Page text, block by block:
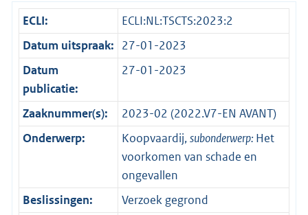
ECLI:
ECLI:NL:TSCTS:2023:2
Datum uitspraak: 27-01-2023
Datum
publicatie:
27-01-2023
Zaaknummer(s):
2023-02 (2022.V7-EN AVANT)
Onderwerp:
Koopvaardij,subonderwerp: Het
voorkomen van schade en
ongevallen
Beslissingen:
Verzoek gegrond